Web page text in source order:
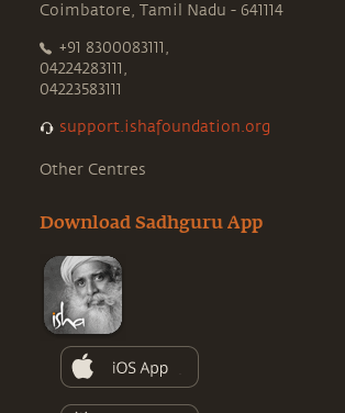
Coimbatore, Tamil Nadu - 641114
+91 8300083111,
04224283111,
04223583111
support.ishafoundation.org
Other Centres
Download Sadhguru App